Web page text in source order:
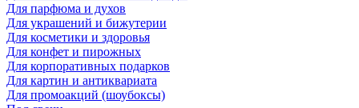
Для парфюма и духов
Для украшений и бижутерии
Для косметики и здоровья
Для конфет и пирожных
Для корпоративных подарков
Для картин и антиквариата
Для промоакций (шоубоксы)